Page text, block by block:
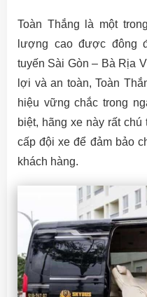
Toàn Thắng là một
lượng cao được đông
tuyến Sài Gòn – Bà Rịa
lợi và an toàn, Toàn
hiệu vững chắc trong
biệt, hãng xe này rất
cấp đội xe để đảm bảo
khách hàng.